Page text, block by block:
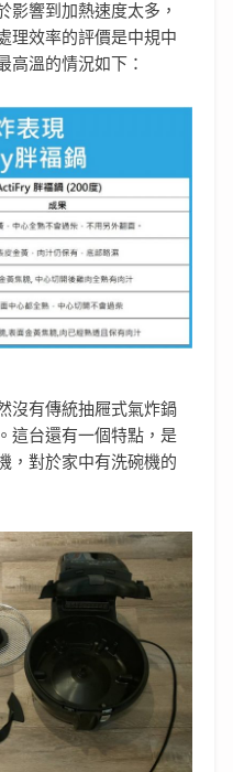
影響到加熱速度太多，
理效率的評價是中規中
高溫的情況如下：
沒有傳統抽屜式氣炸鍋
這台還有一個特點，是
，對於家中有洗碗機的